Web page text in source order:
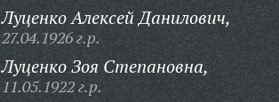
Луценко Алексей Данилович,
27.04.1926 г.р.
Луценко Зоя Степановна,
11.05.1922 г.р.